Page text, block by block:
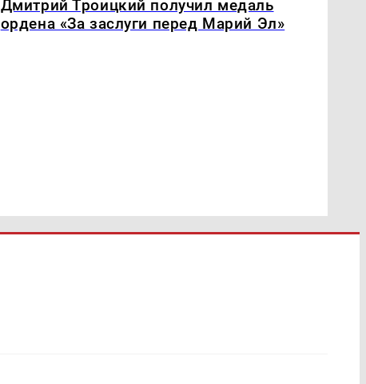
Дмитрий Троицкий получил медаль
ордена «За заслуги перед Марий Эл»